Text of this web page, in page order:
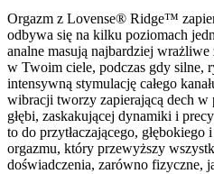
Orgazm z Lovense® Ridge™
odbywa się na kilku poziomach
analne masują najbardziej
w Twoim ciele, podczas gdy silne,
intensywną stymulację całego
wibracji tworzy zapierającą dech w
głębi, zaskakującej dynamiki i
to do przytłaczającego,
orgazmu, który przewyższy
doświadczenia, zarówno fizyczne,